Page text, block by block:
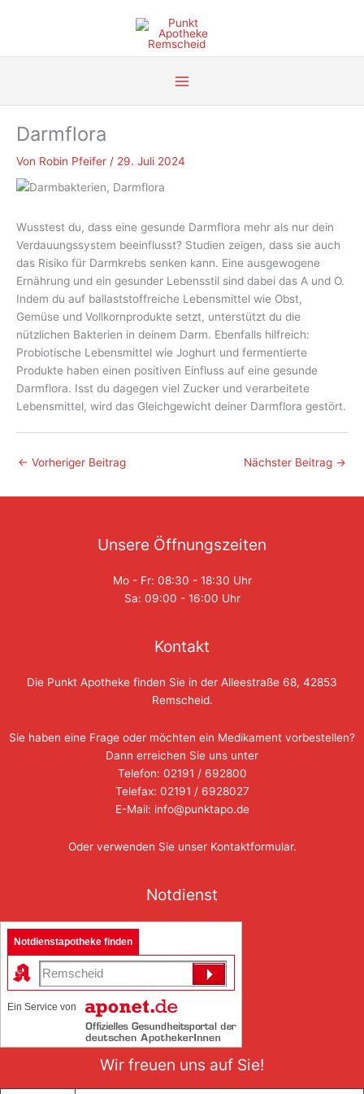
Darmflora
Von Robin Pfeifer / 29. Juli 2024
Wusstest du, dass eine gesunde Darmflora mehr als nur dein
Verdauungssystem beeinflusst? Studien zeigen, dass sie auch
das Risiko für Darmkrebs senken kann. Eine ausgewogene
Ernährung und ein gesunder Lebensstil sind dabei das A und O.
Indem du auf ballaststoffreiche Lebensmittel wie Obst,
Gemüse und Vollkornprodukte setzt, unterstützt du die
nützlichen Bakterien in deinem Darm. Ebenfalls hilfreich:
Probiotische Lebensmittel wie Joghurt und fermentierte
Produkte haben einen positiven Einfluss auf eine gesunde
Darmflora. Isst du dagegen viel Zucker und verarbeitete
Lebensmittel, wird das Gleichgewicht deiner Darmflora gestört.
← Vorheriger Beitrag Nächster Beitrag →
Unsere Öffnungszeiten
Mo - Fr: 08:30 - 18:30 Uhr
Sa: 09:00 - 16:00 Uhr
Kontakt
Die Punkt Apotheke finden Sie in der Alleestraße 68, 42853
Remscheid.
Sie haben eine Frage oder möchten ein Medikament vorbestellen?
Dann erreichen Sie uns unter
Telefon: 02191 / 692800
Telefax: 02191 / 6928027
E-Mail: info@punktapo.de
Oder verwenden Sie unser Kontaktformular.
Notdienst
Notdienstapotheke finden
Ein Service von
Wir freuen uns auf Sie!